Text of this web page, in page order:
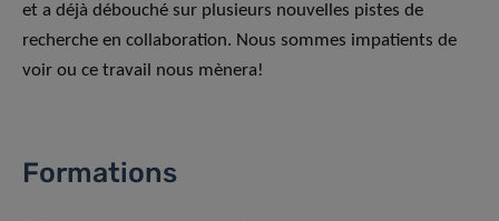
et a déjà débouché sur plusieurs nouvelles pistes de
recherche en collaboration. Nous sommes impatients de
voir ou ce travail nous mènera!
Formations